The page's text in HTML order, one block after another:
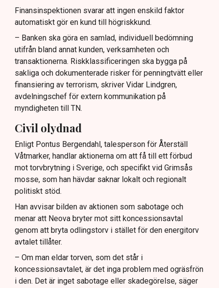
Finansinspektionen svarar att ingen enskild faktor
automatiskt gör en kund till högriskkund.
– Banken ska göra en samlad, individuell bedömning
utifrån bland annat kunden, verksamheten och
transaktionerna. Riskklassificeringen ska bygga på
sakliga och dokumenterade risker för penningtvätt eller
finansiering av terrorism, skriver Vidar Lindgren,
avdelningschef för extern kommunikation på
myndigheten till TN.
Civil olydnad
Enligt Pontus Bergendahl, talesperson för Återställ
Våtmarker, handlar aktionerna om att få till ett förbud
mot torvbrytning i Sverige, och specifikt vid Grimsås
mosse, som han hävdar saknar lokalt och regionalt
politiskt stöd.
Han avvisar bilden av aktionen som sabotage och
menar att Neova bryter mot sitt koncessionsavtal
genom att bryta odlingstorv i stället för den energitorv
avtalet tillåter.
– Om man eldar torven, som det står i
koncessionsavtalet, är det inga problem med ogräsfrön
i den. Det är inget sabotage eller skadegörelse, säger